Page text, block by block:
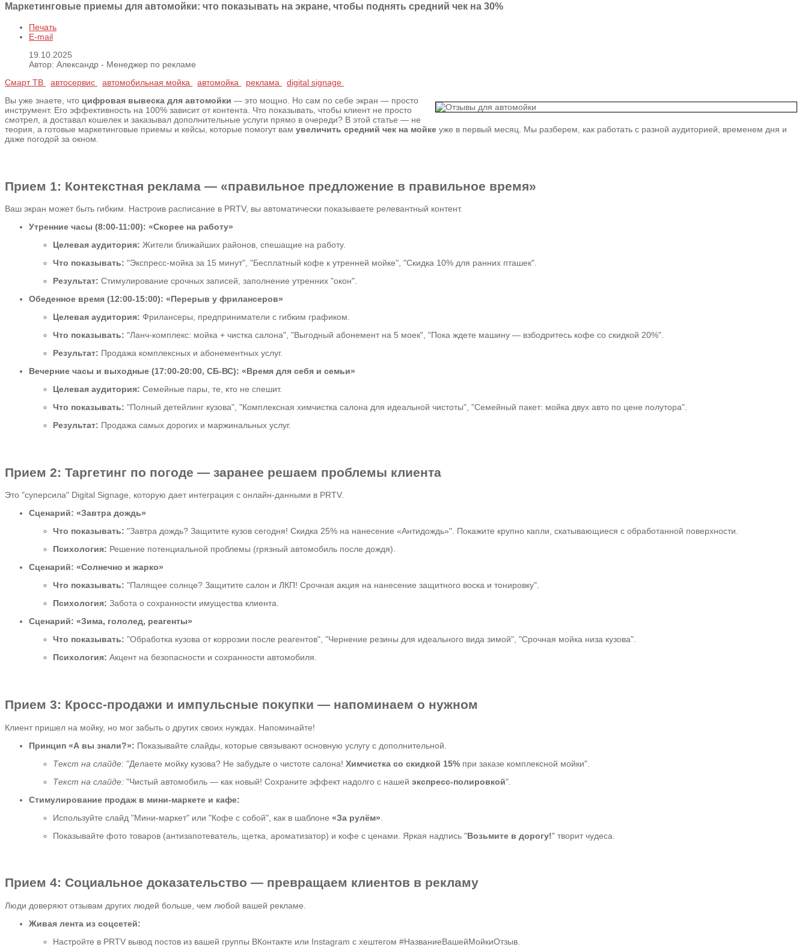
Маркетинговые приемы для автомойки: что показывать на экране, чтобы поднять средний чек на 30%
Печать
E-mail
19.10.2025
Автор: Александр - Менеджер по рекламе
Смарт ТВ
автосервис автомобильная мойка автомойка реклама
digital signage
Вы уже знаете, что цифровая вывеска для автомойки — это мощно. Но сам по себе экран — просто
инструмент. Его эффективность на 100% зависит от контента. Что показывать, чтобы клиент не просто
смотрел, а доставал кошелек и заказывал дополнительные услуги прямо в очереди? В этой статье — не
теория, а готовые маркетинговые приемы и кейсы, которые помогут вам увеличить средний чек на мойке уже в первый месяц. Мы разберем, как работать с разной аудиторией, временем дня и
даже погодой за окном.
Прием 1: Контекстная реклама — «правильное предложение в правильное время»
Ваш экран может быть гибким. Настроив расписание в PRTV, вы автоматически показываете релевантный контент.
Утренние часы (8:00-11:00): «Скорее на работу»
Целевая аудитория: Жители ближайших районов, спешащие на работу.
Что показывать: "Экспресс-мойка за 15 минут", "Бесплатный кофе к утренней мойке", "Скидка 10% для ранних пташек".
Результат: Стимулирование срочных записей, заполнение утренних "окон".
Обеденное время (12:00-15:00): «Перерыв у фрилансеров»
Целевая аудитория: Фрилансеры, предприниматели с гибким графиком.
Что показывать: "Ланч-комплекс: мойка + чистка салона", "Выгодный абонемент на 5 моек", "Пока ждете машину — взбодритесь кофе со скидкой 20%".
Результат: Продажа комплексных и абонементных услуг.
Вечерние часы и выходные (17:00-20:00, СБ-ВС): «Время для себя и семьи»
Целевая аудитория: Семейные пары, те, кто не спешит.
Что показывать: "Полный детейлинг кузова", "Комплексная химчистка салона для идеальной чистоты", "Семейный пакет: мойка двух авто по цене полутора".
Результат: Продажа самых дорогих и маржинальных услуг.
Прием 2: Таргетинг по погоде — заранее решаем проблемы клиента
Это "суперсила" Digital Signage, которую дает интеграция с онлайн-данными в PRTV.
Сценарий: «Завтра дождь»
Что показывать: "Завтра дождь? Защитите кузов сегодня! Скидка 25% на нанесение «Антидождь»". Покажите крупно капли, скатывающиеся с обработанной поверхности.
Психология: Решение потенциальной проблемы (грязный автомобиль после дождя).
Сценарий: «Солнечно и жарко»
Что показывать: "Палящее солнце? Защитите салон и ЛКП! Срочная акция на нанесение защитного воска и тонировку".
Психология: Забота о сохранности имущества клиента.
Сценарий: «Зима, гололед, реагенты»
Что показывать: "Обработка кузова от коррозии после реагентов", "Чернение резины для идеального вида зимой", "Срочная мойка низа кузова".
Психология: Акцент на безопасности и сохранности автомобиля.
Прием 3: Кросс-продажи и импульсные покупки — напоминаем о нужном
Клиент пришел на мойку, но мог забыть о других своих нуждах. Напоминайте!
Принцип «А вы знали?»: Показывайте слайды, которые связывают основную услугу с дополнительной.
Текст на слайде: "Делаете мойку кузова? Не забудьте о чистоте салона! Химчистка со скидкой 15% при заказе комплексной мойки".
Текст на слайде: "Чистый автомобиль — как новый! Сохраните эффект надолго с нашей экспресс-полировкой".
Стимулирование продаж в мини-маркете и кафе:
Используйте слайд "Мини-маркет" или "Кофе с собой", как в шаблоне «За рулём»
Показывайте фото товаров (антизапотеватель, щетка, ароматизатор) и кофе с ценами. Яркая надпись "Возьмите в дорогу!" творит чудеса.
Прием 4: Социальное доказательство — превращаем клиентов в рекламу
Люди доверяют отзывам других людей больше, чем любой вашей рекламе.
Живая лента из соцсетей:
Настройте в PRTV вывод постов из вашей группы ВКонтакте или Instagram с хештегом #НазваниеВашейМойкиОтзыв.